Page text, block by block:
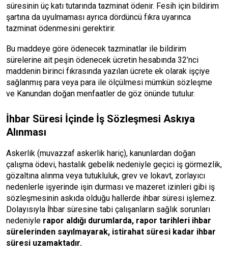
süresinin üç katı tutarında tazminat ödenir. Fesih için bildirim
şartına da uyulmaması ayrıca dördüncü fıkra uyarınca
tazminat ödenmesini gerektirir.
Bu maddeye göre ödenecek tazminatlar ile bildirim
sürelerine ait peşin ödenecek ücretin hesabında 32’nci
maddenin birinci fıkrasında yazılan ücrete ek olarak işçiye
sağlanmış para veya para ile ölçülmesi mümkün sözleşme
ve Kanundan doğan menfaatler de göz önünde tutulur.
İhbar Süresi İçinde İş Sözleşmesi Askıya
Alınması
Askerlik (muvazzaf askerlik hariç), kanunlardan doğan
çalışma ödevi, hastalık gebelik nedeniyle geçici iş görmezlik,
gözaltına alınma veya tutukluluk, grev ve lokavt, zorlayıcı
nedenlerle işyerinde işin durması ve mazeret izinleri gibi iş
sözleşmesinin askıda olduğu hallerde ihbar süresi işlemez.
Dolayısıyla İhbar süresine tabi çalışanların sağlık sorunları
nedeniyle rapor aldığı durumlarda, rapor tarihleri ihbar
sürelerinden sayılmayarak, istirahat süresi kadar ihbar
süresi uzamaktadır.